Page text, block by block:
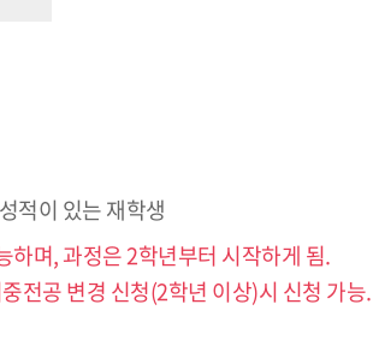
적이 있는 재학생
하며, 과정은 2학년부터 시작하게 됨.
전공 변경 신청(2학년 이상)시 신청 가능.